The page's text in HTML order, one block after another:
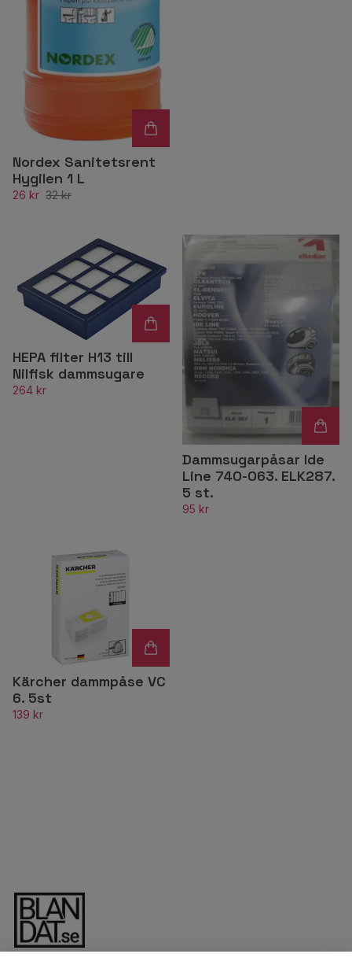
Nordex Sanitetsrent
Hygilen 1 L
26 kr 32 kr
HEPA filter H13 till
Nilfisk dammsugare
264 kr
Dammsugarpåsar Ide
Line 740-063. ELK287.
5 st.
95 kr
Kärcher dammpåse VC
6. 5st
139 kr